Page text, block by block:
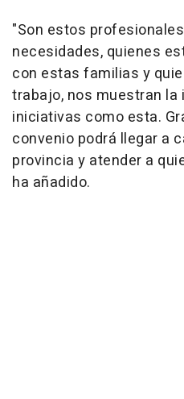
"Son estos
necesidades, quienes
con estas familias y
trabajo, nos muestran la
iniciativas como esta.
convenio podrá llegar a
provincia y atender a
ha añadido.